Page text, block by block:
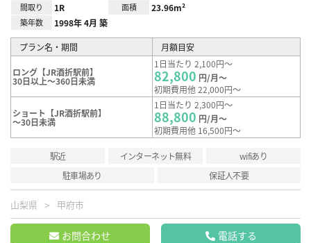
間取り 1R 面積 23.96m²
築年数 1998年 4月 築
プラン名・期間 月額目安
ロング【JR酒折駅前】
30日以上～360日未満
1日当たり 2,100円～
82,800 円/月～
初期費用他 22,000円～
ショート【JR酒折駅前】
～30日未満
1日当たり 2,300円～
88,800 円/月～
初期費用他 16,500円～
駅近 インターネット無料
wifiあり
駐車場あり
保証人不要
山梨県 甲府市
お問合わせ 電話する